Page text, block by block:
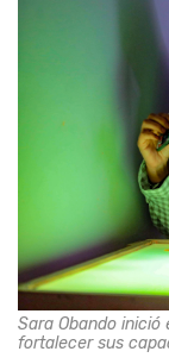
Sara Obando
fortalecer sus